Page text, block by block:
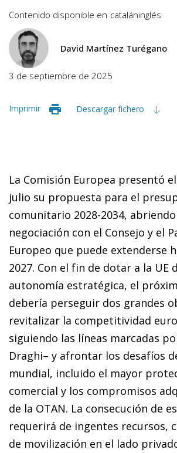
Contenido disponible en cataláninglés
David Martínez Turégano
3 de septiembre de 2025
Imprimir Descargar fichero
La Comisión Europea presentó
julio su propuesta para el
comunitario 2028-2034,
negociación con el Consejo y el
Europeo que puede extenderse
2027. Con el fin de dotar a la UE
autonomía estratégica, el
debería perseguir dos grandes
revitalizar la competitividad
siguiendo las líneas marcadas
Draghi– y afrontar los desafíos
mundial, incluido el mayor
comercial y los compromisos
de la OTAN. La consecución de
requerirá de ingentes recursos,
de movilización en el lado